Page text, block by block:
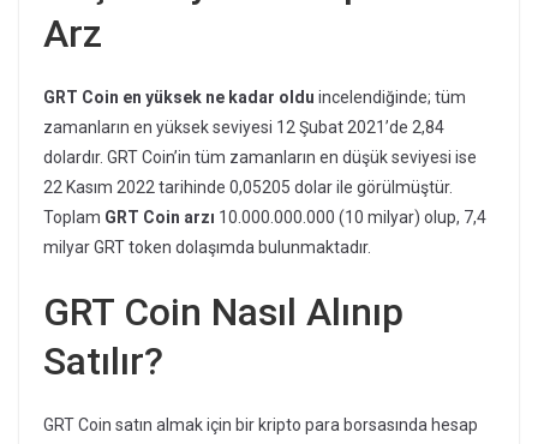
Arz
GRT Coin en yüksek ne kadar oldu incelendiğinde; tüm
zamanların en yüksek seviyesi 12 Şubat 2021’de 2,84
dolardır. GRT Coin’in tüm zamanların en düşük seviyesi ise
22 Kasım 2022 tarihinde 0,05205 dolar ile görülmüştür.
Toplam GRT Coin arzı 10.000.000.000 (10 milyar) olup, 7,4
milyar GRT token dolaşımda bulunmaktadır.
GRT Coin Nasıl Alınıp
Satılır?
GRT Coin satın almak için bir kripto para borsasında hesap